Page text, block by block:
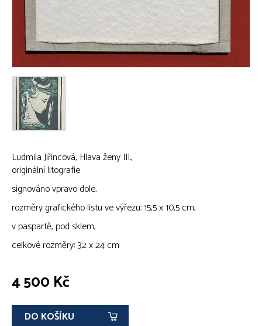
Ludmila Jiřincová, Hlava ženy III.,
originální litografie
signováno vpravo dole,
rozměry grafického listu ve výřezu: 15,5 x 10,5 cm,
v paspartě, pod sklem,
celkové rozměry: 32 x 24 cm
4 500 Kč
DO KOŠÍKU